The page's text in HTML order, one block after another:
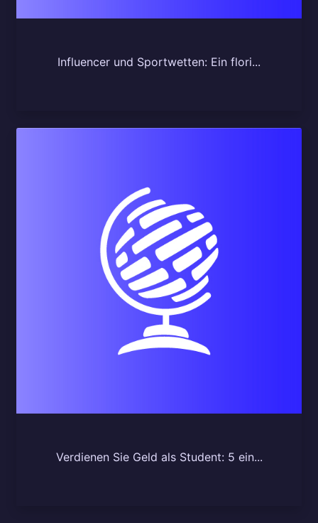
Influencer und Sportwetten: Ein flori...
Verdienen Sie Geld als Student: 5 ein...